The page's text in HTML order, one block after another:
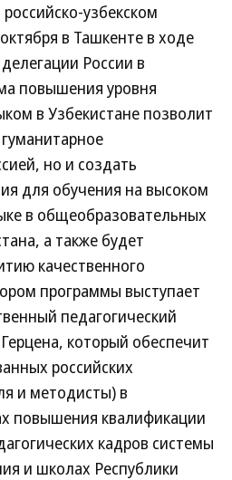
узбекском
в Ташкенте в ходе
России в
повышения уровня
в Узбекистане позволит
но и создать
для обучения на высоком
в общеобразовательных
а также будет
качественного
программы выступает
педагогический
который обеспечит
российских
и методисты) в
повышения квалификации
кадров системы
и школах Республики